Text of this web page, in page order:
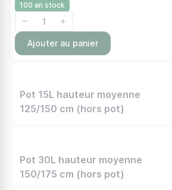
100 en stock
Ajouter au panier
Pot 15L hauteur moyenne
125/150 cm (hors pot)
Pot 30L hauteur moyenne
150/175 cm (hors pot)